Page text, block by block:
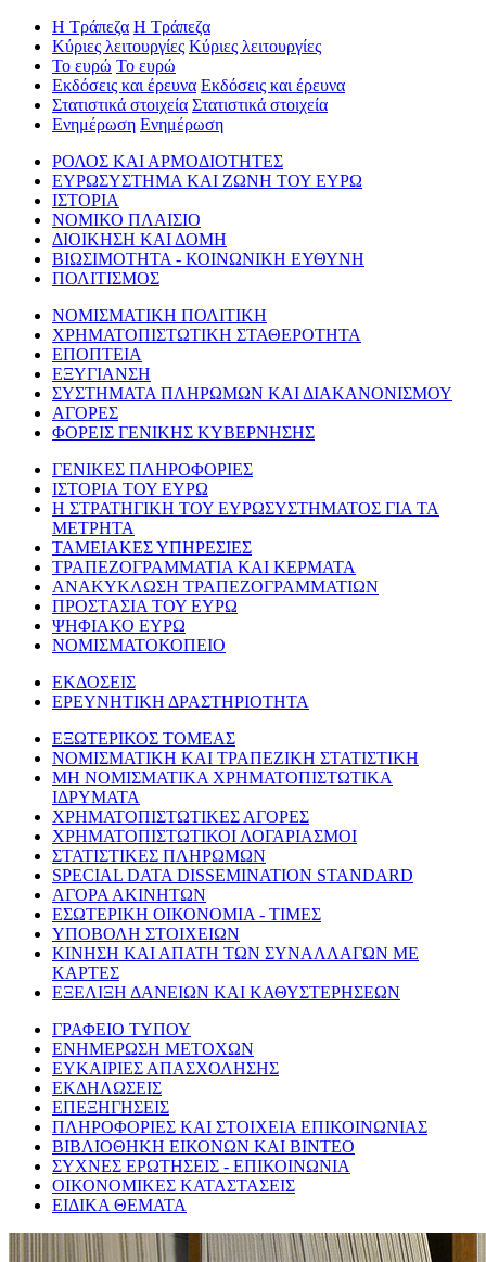
Η Τράπεζα Η Τράπεζα
Κύριες λειτουργίες Κύριες λειτουργίες
Το ευρώ Το ευρώ
Εκδόσεις και έρευνα Εκδόσεις και έρευνα
Στατιστικά στοιχεία Στατιστικά στοιχεία
Ενημέρωση Ενημέρωση
ΡΟΛΟΣ ΚΑΙ ΑΡΜΟΔΙΟΤΗΤΕΣ
ΕΥΡΩΣΥΣΤΗΜΑ ΚΑΙ ΖΩΝΗ ΤΟΥ ΕΥΡΩ
ΙΣΤΟΡΙΑ
ΝΟΜΙΚΟ ΠΛΑΙΣΙΟ
ΔΙΟΙΚΗΣΗ ΚΑΙ ΔΟΜΗ
ΒΙΩΣΙΜΟΤΗΤΑ - ΚΟΙΝΩΝΙΚΗ ΕΥΘΥΝΗ
ΠΟΛΙΤΙΣΜΟΣ
ΝΟΜΙΣΜΑΤΙΚΗ ΠΟΛΙΤΙΚΗ
ΧΡΗΜΑΤΟΠΙΣΤΩΤΙΚΗ ΣΤΑΘΕΡΟΤΗΤΑ
ΕΠΟΠΤΕΙΑ
ΕΞΥΓΙΑΝΣΗ
ΣΥΣΤΗΜΑΤΑ ΠΛΗΡΩΜΩΝ ΚΑΙ ΔΙΑΚΑΝΟΝΙΣΜΟΥ
ΑΓΟΡΕΣ
ΦΟΡΕΙΣ ΓΕΝΙΚΗΣ ΚΥΒΕΡΝΗΣΗΣ
ΓΕΝΙΚΕΣ ΠΛΗΡΟΦΟΡΙΕΣ
ΙΣΤΟΡΙΑ ΤΟΥ ΕΥΡΩ
Η ΣΤΡΑΤΗΓΙΚΗ ΤΟΥ ΕΥΡΩΣΥΣΤΗΜΑΤΟΣ ΓΙΑ ΤΑ
ΜΕΤΡΗΤΑ
ΤΑΜΕΙΑΚΕΣ ΥΠΗΡΕΣΙΕΣ
ΤΡΑΠΕΖΟΓΡΑΜΜΑΤΙΑ ΚΑΙ ΚΕΡΜΑΤΑ
ΑΝΑΚΥΚΛΩΣΗ ΤΡΑΠΕΖΟΓΡΑΜΜΑΤΙΩΝ
ΠΡΟΣΤΑΣΙΑ ΤΟΥ ΕΥΡΩ
ΨΗΦΙΑΚΟ ΕΥΡΩ
ΝΟΜΙΣΜΑΤΟΚΟΠΕΙΟ
ΕΚΔΟΣΕΙΣ
ΕΡΕΥΝΗΤΙΚΗ ΔΡΑΣΤΗΡΙΟΤΗΤΑ
ΕΞΩΤΕΡΙΚΟΣ ΤΟΜΕΑΣ
ΝΟΜΙΣΜΑΤΙΚΗ ΚΑΙ ΤΡΑΠΕΖΙΚΗ ΣΤΑΤΙΣΤΙΚΗ
ΜΗ ΝΟΜΙΣΜΑΤΙΚΑ ΧΡΗΜΑΤΟΠΙΣΤΩΤΙΚΑ
ΙΔΡΥΜΑΤΑ
ΧΡΗΜΑΤΟΠΙΣΤΩΤΙΚΕΣ ΑΓΟΡΕΣ
ΧΡΗΜΑΤΟΠΙΣΤΩΤΙΚΟΙ ΛΟΓΑΡΙΑΣΜΟΙ
ΣΤΑΤΙΣΤΙΚΕΣ ΠΛΗΡΩΜΩΝ
SPECIAL DATA DISSEMINATION STANDARD
ΑΓΟΡΑ ΑΚΙΝΗΤΩΝ
ΕΣΩΤΕΡΙΚΗ ΟΙΚΟΝΟΜΙΑ - ΤΙΜΕΣ
ΥΠΟΒΟΛΗ ΣΤΟΙΧΕΙΩΝ
ΚΙΝΗΣΗ ΚΑΙ ΑΠΑΤΗ ΤΩΝ ΣΥΝΑΛΛΑΓΩΝ ΜΕ
ΚΑΡΤΕΣ
ΕΞΕΛΙΞΗ ΔΑΝΕΙΩΝ ΚΑΙ ΚΑΘΥΣΤΕΡΗΣΕΩΝ
ΓΡΑΦΕΙΟ ΤΥΠΟΥ
ΕΝΗΜΕΡΩΣΗ ΜΕΤΟΧΩΝ
ΕΥΚΑΙΡΙΕΣ ΑΠΑΣΧΟΛΗΣΗΣ
ΕΚΔΗΛΩΣΕΙΣ
ΕΠΕΞΗΓΗΣΕΙΣ
ΠΛΗΡΟΦΟΡΙΕΣ ΚΑΙ ΣΤΟΙΧΕΙΑ ΕΠΙΚΟΙΝΩΝΙΑΣ
ΒΙΒΛΙΟΘΗΚΗ ΕΙΚΟΝΩΝ ΚΑΙ ΒΙΝΤΕΟ
ΣΥΧΝΕΣ ΕΡΩΤΗΣΕΙΣ - ΕΠΙΚΟΙΝΩΝΙΑ
ΟΙΚΟΝΟΜΙΚΕΣ ΚΑΤΑΣΤΑΣΕΙΣ
ΕΙΔΙΚΑ ΘΕΜΑΤΑ